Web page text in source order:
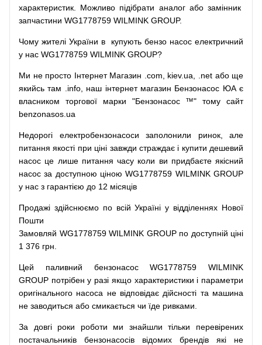
характеристик. Можливо підібрати аналог або замінник
запчастини WG1778759 WILMINK GROUP.
Чому жителі України в купують бензо насос електричний
у нас WG1778759 WILMINK GROUP?
Ми не просто Інтернет Магазин .com kiev.ua .net або ще
якийсь там .info, наш інтернет магазин Бензонасос ЮА є
власником
торгової марки "Бензонасос ™" тому
сайт
benzonasos.ua
Недорогі електробензонасоси заполонили ринок,
але
питання якості при ціні завжди страждає і купити дешевий
насос це лише питання часу коли ви придбаєте якісний
насос за доступною ціною WG1778759 WILMINK GROUP
у нас з гарантією до 12 місяців
Продажі здійснюємо по всій Україні у відділеннях Нової
Пошти
Замовляй WG1778759 WILMINK GROUP по доступній ціні
1 376 грн.
Цей паливний бензонасосWG1778759 WILMINK
GROUP потрібен у разі якщо характеристики і параметри
оригінального насоса не відповідає дійсності та машина
не заводиться або смикається чи їде ривками
За довгі роки роботи ми знайшли тільки
перевірених
постачальників
бензонасосів відомих брендів які
не